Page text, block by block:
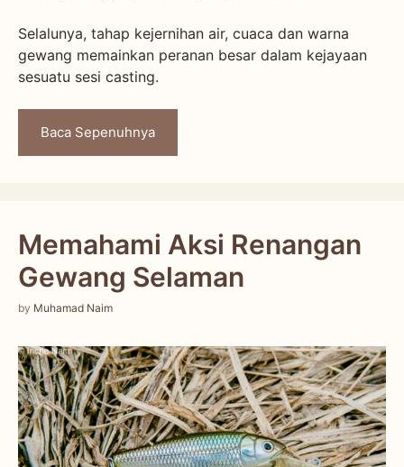
Selalunya, tahap kejernihan air, cuaca dan warna
gewang memainkan peranan besar dalam kejayaan
sesuatu sesi casting.
Baca Sepenuhnya
Memahami Aksi Renangan
Gewang Selaman
by Muhamad Naim